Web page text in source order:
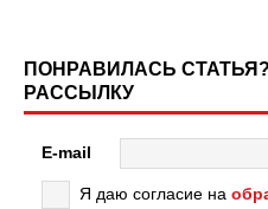
ПОНРАВИЛАСЬ
РАССЫЛКУ
E-mail
Я даю согласие на